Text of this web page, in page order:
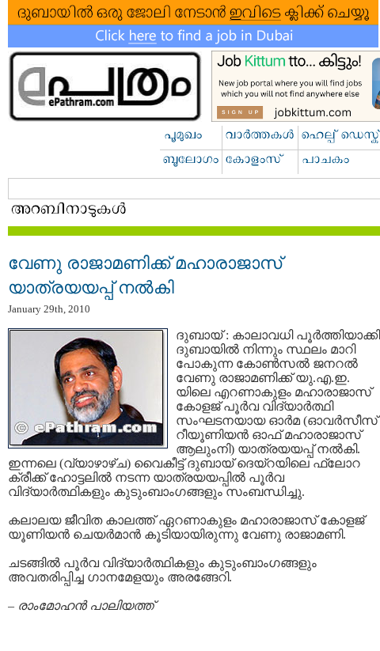
വേണു രാജാമണിക്ക് മഹാരാജാസ്
യാത്രയയപ്പ് നല്‍കി
January 29th, 2010
ദുബായ് : കാലാവധി പൂര്‍ത്തിയാക്കി
ദുബായില്‍ നിന്നും സ്ഥലം മാറി
പോകുന്ന കോണ്‍സല്‍ ജനറല്‍
വേണു രാജാമണിക്ക് യു.എ.ഇ.
യിലെ എറണാകുളം മഹാരാജാസ്
കോളജ് പൂര്‍വ വിദ്യാര്‍ത്ഥി
സംഘടനയായ ഓര്‍മ (ഓവര്‍സീസ്
റീയൂണിയന്‍ ഓഫ് മഹാരാജാസ്‌
ആലുംനി) യാത്രയയപ്പ്‌ നല്‍കി.
ഇന്നലെ (വ്യാഴാഴ്ച) വൈകീട്ട് ദുബായ്‌ ദെയ്‌റയിലെ ഫ്ലോറ
ക്രീക്ക് ഹോട്ടലില്‍ നടന്ന യാത്രയയപ്പില്‍ പൂര്‍വ
വിദ്യാര്‍ത്ഥികളും കുടുംബാംഗങ്ങളും സംബന്ധിച്ചു.
കലാലയ ജീവിത കാലത്ത്‌ ഏറണാകുളം മഹാരാജാസ്‌ കോളജ്‌
യൂണിയന്‍ ചെയര്‍മാന്‍ കൂടിയായിരുന്നു വേണു രാജാമണി.
ചടങ്ങില്‍ പൂര്‍വ വിദ്യാര്‍ത്ഥികളും കുടുംബാംഗങ്ങളും
അവതരിപ്പിച്ച ഗാനമേളയും അരങ്ങേറി.
– രാം‌മോഹന്‍ പാലിയത്ത്